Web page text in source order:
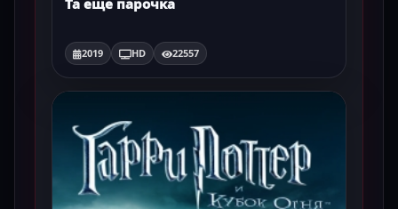
Та еще парочка
2019 HD 22557